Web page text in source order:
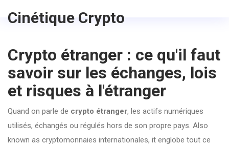
Cinétique Crypto
Crypto étranger : ce qu'il faut
savoir sur les échanges, lois
et risques à l'étranger
Quand on parle de crypto étranger, les actifs numériques
utilisés, échangés ou régulés hors de son propre pays. Also
known as cryptomonnaies internationales, it englobe tout ce